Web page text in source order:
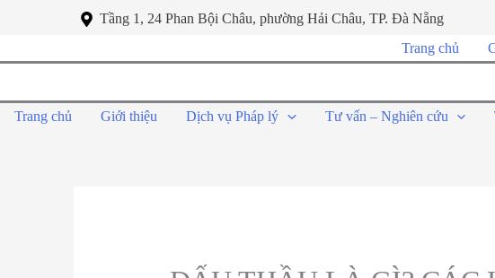
Tầng 1, 24 Phan Bội Châu, phường Hải Châu, TP. Đà Nẵng
Trang chủ
Trang chủ Giới thiệu Dịch vụ Pháp lý Tư vấn – Nghiên cứu